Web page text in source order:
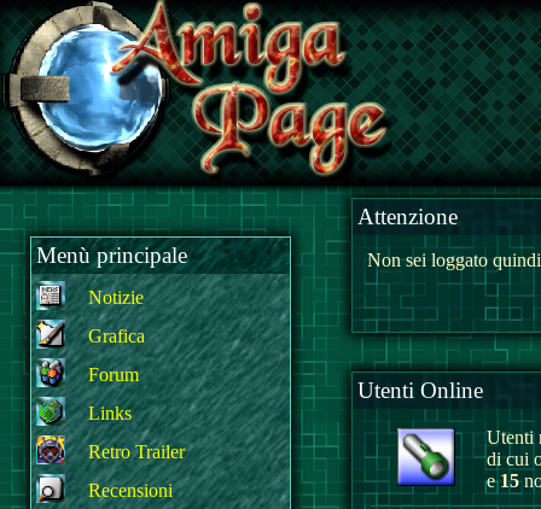
Menù principale
Notizie
Grafica
Forum
Links
Retro Trailer
Recensioni
Attenzione
Non sei loggato
Utenti Online
Utenti
di cui
e15